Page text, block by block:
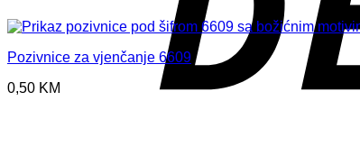
Pozivnice za vjenčanje 6609
0,50 KM